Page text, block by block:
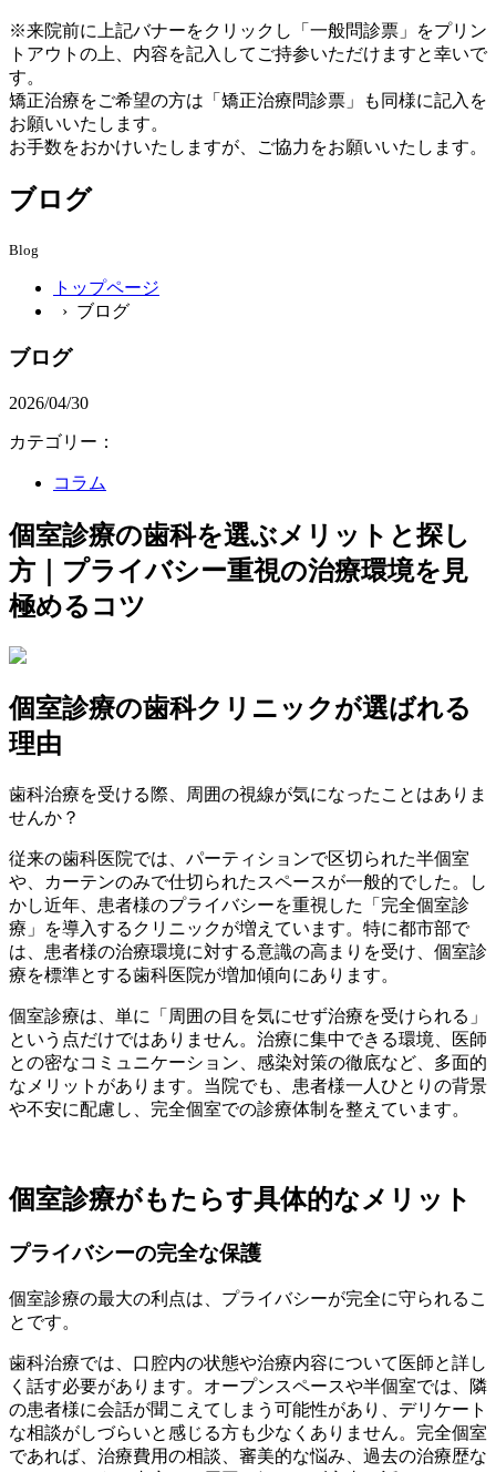
※来院前に上記バナーをクリックし「一般問診票」をプリン
トアウトの上、内容を記入してご持参いただけますと幸いで
す。
矯正治療をご希望の方は「矯正治療問診票」も同様に記入を
お願いいたします。
お手数をおかけいたしますが、ご協力をお願いいたします。
ブログ
Blog
トップページ
› ブログ
ブログ
2026/04/30
カテゴリー：
コラム
個室診療の歯科を選ぶメリットと探し
方｜プライバシー重視の治療環境を見
極めるコツ
個室診療の歯科クリニックが選ばれる
理由
歯科治療を受ける際、周囲の視線が気になったことはありま
せんか？
従来の歯科医院では、パーティションで区切られた半個室
や、カーテンのみで仕切られたスペースが一般的でした。し
かし近年、患者様のプライバシーを重視した「完全個室診
療」を導入するクリニックが増えています。特に都市部で
は、患者様の治療環境に対する意識の高まりを受け、個室診
療を標準とする歯科医院が増加傾向にあります。
個室診療は、単に「周囲の目を気にせず治療を受けられる」
という点だけではありません。治療に集中できる環境、医師
との密なコミュニケーション、感染対策の徹底など、多面的
なメリットがあります。当院でも、患者様一人ひとりの背景
や不安に配慮し、完全個室での診療体制を整えています。
個室診療がもたらす具体的なメリット
プライバシーの完全な保護
個室診療の最大の利点は、プライバシーが完全に守られるこ
とです。
歯科治療では、口腔内の状態や治療内容について医師と詳し
く話す必要があります。オープンスペースや半個室では、隣
の患者様に会話が聞こえてしまう可能性があり、デリケート
な相談がしづらいと感じる方も少なくありません。完全個室
であれば、治療費用の相談、審美的な悩み、過去の治療歴な